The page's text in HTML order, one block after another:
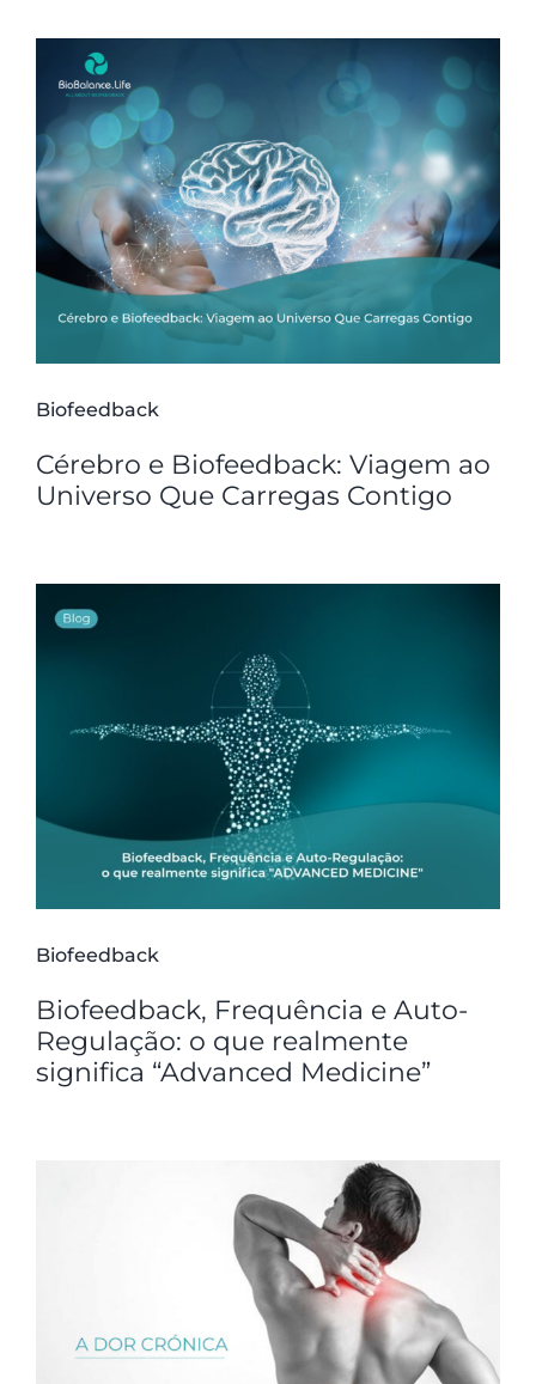
Biofeedback
Cérebro e Biofeedback: Viagem ao
Universo Que Carregas Contigo
Biofeedback
Biofeedback, Frequência e Auto-
Regulação: o que realmente
significa “Advanced Medicine”